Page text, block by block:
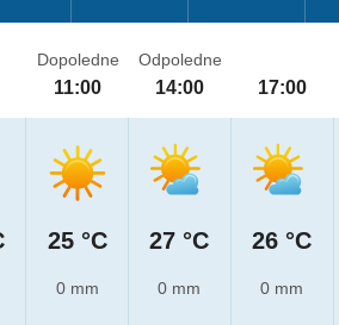
Dopoledne
11:00
25 °C
0 mm
Odpoledne
14:00
27 °C
0 mm
17:00
26 °C
0 mm